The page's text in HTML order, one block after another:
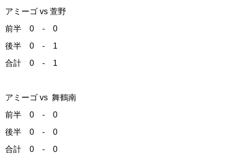
アミーゴ vs 萱野
前半 0 - 0
後半 0 - 1
合計 0 - 1
アミーゴ vs 舞鶴南
前半 0 - 0
後半 0 - 0
合計 0 - 0